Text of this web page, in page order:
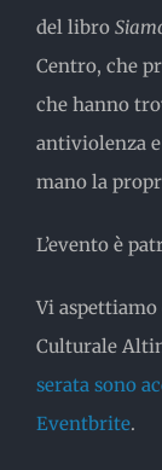
del libro
Centro, che
che hanno
antiviolenza
mano la
L’evento è
Vi
Culturale
serata sono
Eventbrite.